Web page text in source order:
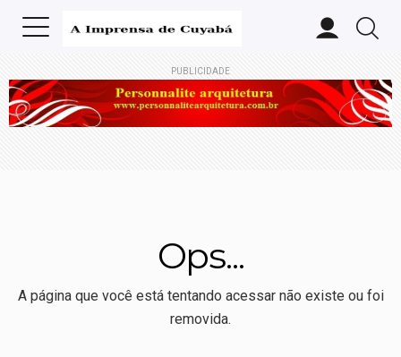
PUBLICIDADE
Ops...
A página que você está tentando acessar não existe ou foi
removida.